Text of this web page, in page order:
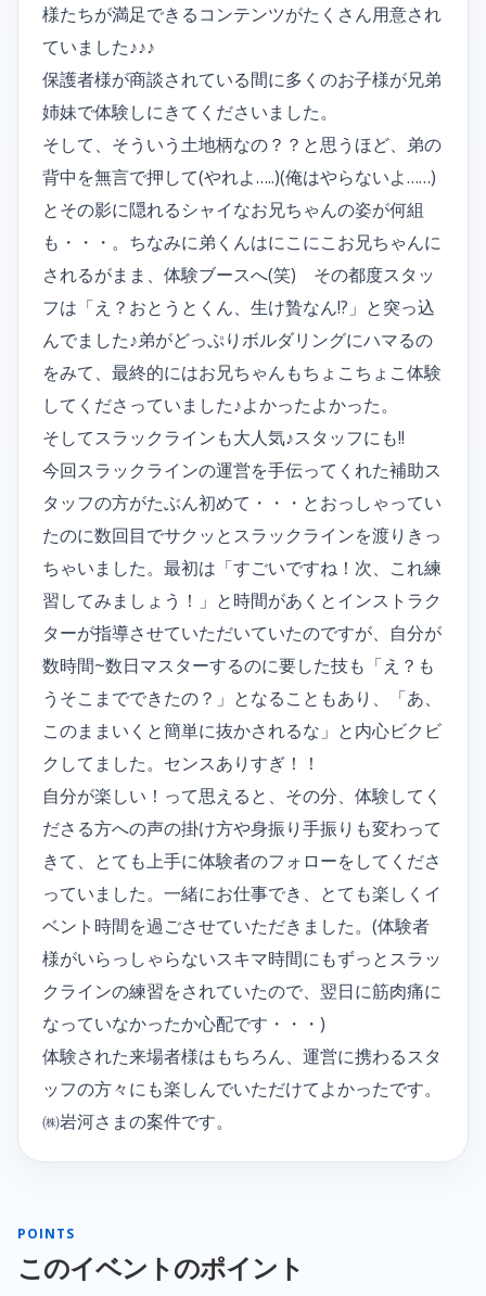
様たちが満足できるコンテンツがたくさん用意され
ていました♪♪♪
保護者様が商談されている間に多くのお子様が兄弟
姉妹で体験しにきてくださいました。
そして、そういう土地柄なの？？と思うほど、弟の
背中を無言で押して(やれよ…..)(俺はやらないよ……)
とその影に隠れるシャイなお兄ちゃんの姿が何組
も・・・。ちなみに弟くんはにこにこお兄ちゃんに
されるがまま、体験ブースへ(笑) その都度スタッ
フは「え？おとうとくん、生け贄なん!?」と突っ込
んでました♪弟がどっぷりボルダリングにハマるの
をみて、最終的にはお兄ちゃんもちょこちょこ体験
してくださっていました♪よかったよかった。
そしてスラックラインも大人気♪スタッフにも!!
今回スラックラインの運営を手伝ってくれた補助ス
タッフの方がたぶん初めて・・・とおっしゃってい
たのに数回目でサクッとスラックラインを渡りきっ
ちゃいました。最初は「すごいですね！次、これ練
習してみましょう！」と時間があくとインストラク
ターが指導させていただいていたのですが、自分が
数時間~数日マスターするのに要した技も「え？も
うそこまでできたの？」となることもあり、「あ、
このままいくと簡単に抜かされるな」と内心ビクビ
クしてました。センスありすぎ！！
自分が楽しい！って思えると、その分、体験してく
ださる方への声の掛け方や身振り手振りも変わって
きて、とても上手に体験者のフォローをしてくださ
っていました。一緒にお仕事でき、とても楽しくイ
ベント時間を過ごさせていただきました。(体験者
様がいらっしゃらないスキマ時間にもずっとスラッ
クラインの練習をされていたので、翌日に筋肉痛に
なっていなかったか心配です・・・)
体験された来場者様はもちろん、運営に携わるスタ
ッフの方々にも楽しんでいただけてよかったです。
㈱岩河さまの案件です。
POINTS
このイベントのポイント